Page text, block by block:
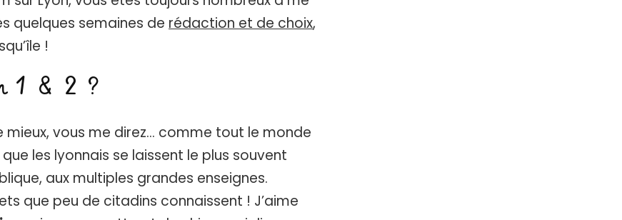
quelques semaines de rédaction et de choix,
!
1 & 2 ?
mieux, vous me direz… comme tout le monde
les lyonnais se laissent le plus souvent
aux multiples grandes enseignes.
que peu de citadins connaissent ! J’aime